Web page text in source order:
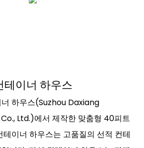
테이너 하우스
하우스(Suzhou Daxiang
Ltd.)에서 제작한 맞춤형 40피트
테이너 하우스는 고품질의 선적 컨테